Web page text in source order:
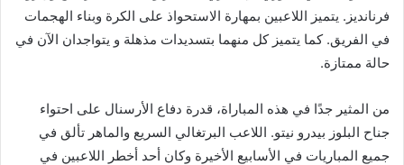
فرنانديز. يتميز اللاعبين بمهارة الاستحواذ على الكرة وبناء الهجمات
في الفريق. كما يتميز كل منهما بتسديدات مذهلة و يتواجدان الآن في
حالة ممتازة.
من المثير جدًا في هذه المباراة، قدرة دفاع الأرسنال على احتواء
جناح البلوز بيدرو نيتو. اللاعب البرتغالي السريع والماهر تألق في
جميع المباريات في الأسابيع الأخيرة وكان أحد أخطر اللاعبين في